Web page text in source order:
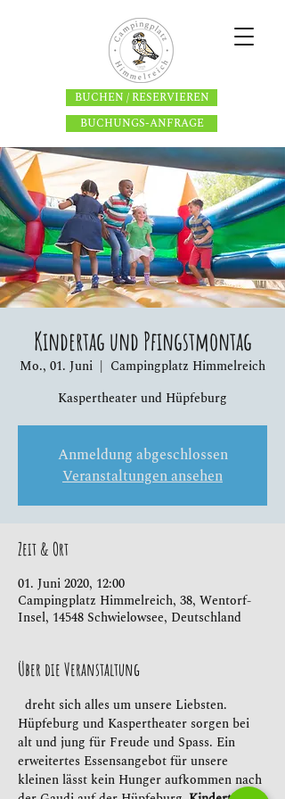
BUCHEN / RESERVIEREN
BUCHUNGS-ANFRAGE
Kindertag und Pfingstmontag
Mo., 01. Juni
  |
Campingplatz Himmelreich
Kaspertheater und Hüpfeburg
Anmeldung abgeschlossen
Veranstaltungen ansehen
Zeit & Ort
01. Juni 2020, 12:00
Campingplatz Himmelreich, 38, Wentorf-
Insel, 14548 Schwielowsee, Deutschland
Über die Veranstaltung
Hüpfeburg und Kaspertheater sorgen bei
alt und jung für Freude und Spass. Ein
erweitertes Essensangebot für unsere
kleinen lässt kein Hunger aufkommen nach